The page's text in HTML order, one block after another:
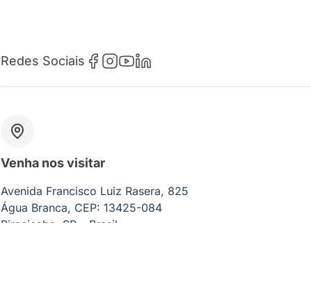
Redes Sociais
Venha nos visitar
Avenida Francisco Luiz Rasera, 825
Água Branca, CEP: 13425-084
Piracicaba, SP – Brasil